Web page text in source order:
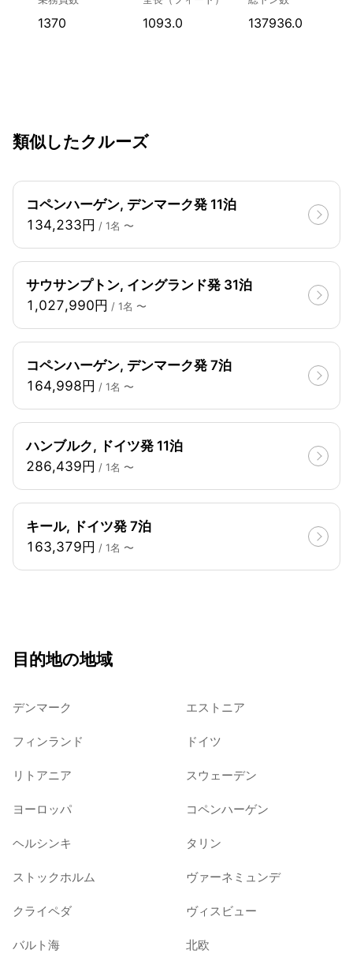
1370 1093.0 137936.0
類似したクルーズ
コペンハーゲン, デンマーク発 11泊
134,233円 / 1名 〜
サウサンプトン, イングランド発 31泊
1,027,990円 / 1名 〜
コペンハーゲン, デンマーク発 7泊
164,998円 / 1名 〜
ハンブルク, ドイツ発 11泊
286,439円 / 1名 〜
キール, ドイツ発 7泊
163,379円 / 1名 〜
目的地の地域
デンマーク エストニア
フィンランド ドイツ
リトアニア スウェーデン
ヨーロッパ コペンハーゲン
ヘルシンキ タリン
ストックホルム ヴァーネミュンデ
クライペダ ヴィスビュー
バルト海 北欧